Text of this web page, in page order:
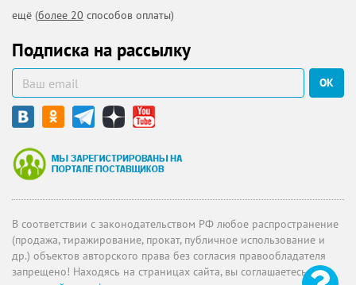
ещё (более 20 способов оплаты)
Подписка на рассылку
ОК
В соответствии с законодательством РФ любое распространение
(продажа, тиражирование, прокат, публичное использование и
др.) объектов авторского права без согласия правообладателя
запрещено! Находясь на страницах сайта, вы соглашаетесь с